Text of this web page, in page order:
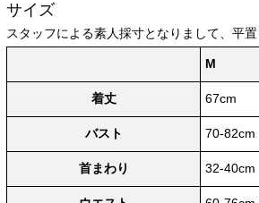
サイズ
スタッフによる素人採寸となりまして、平置
M
着丈 67cm
バスト 70-82cm
首まわり 32-40cm